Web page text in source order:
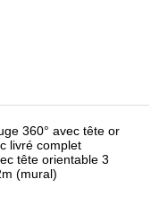
360° avec tête or
livré complet
tête orientable 3
(mural)